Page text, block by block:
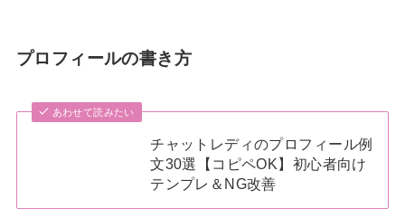
プロフィールの書き方
あわせて読みたい
チャットレディのプロフィール例
文30選【コピペOK】初心者向け
テンプレ＆NG改善